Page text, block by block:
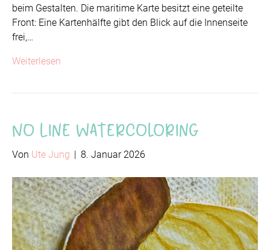
beim Gestalten. Die maritime Karte besitzt eine geteilte
Front: Eine Kartenhälfte gibt den Blick auf die Innenseite
frei,…
Weiterlesen
No Line Watercoloring
Von Ute Jung | 8. Januar 2026